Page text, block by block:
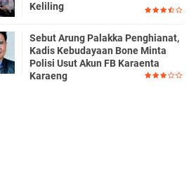
Keliling
Sebut Arung Palakka Penghianat,
Kadis Kebudayaan Bone Minta
Polisi Usut Akun FB Karaenta
Karaeng